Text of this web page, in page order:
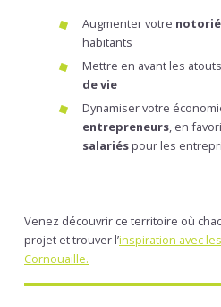
Augmenter votre
habitants
Mettre en avant les
de vie
Dynamiser votre
entrepreneurs, en
salariés pour les
Venez découvrir ce territoire où
projet et trouver l’inspiration avec
Cornouaille.